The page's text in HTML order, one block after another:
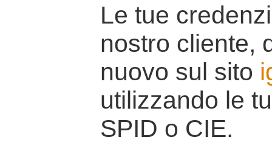
Le tue
nostro cliente,
nuovo sul sito
utilizzando le
SPID o CIE.